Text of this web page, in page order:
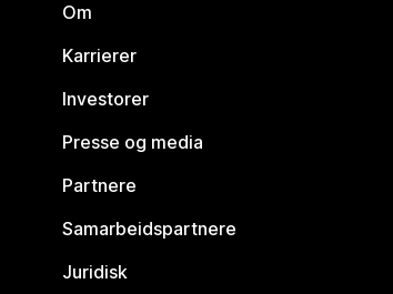
Om
Karrierer
Investorer
Presse og media
Partnere
Samarbeidspartnere
Juridisk